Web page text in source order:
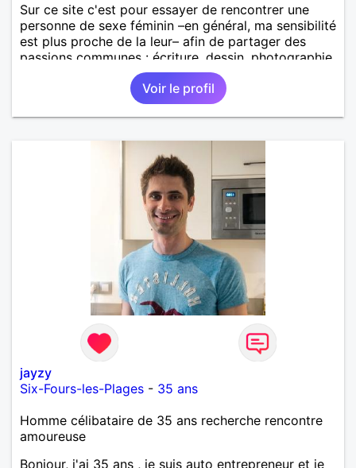
Sur ce site c'est pour essayer de rencontrer une
personne de sexe féminin –en général, ma sensibilité
est plus proche de la leur– afin de partager des
passions communes : écriture, dessin, photographie,
Trouver une sorte de complice en écriture, en
dessin, en photographie. Eventuellement plus si
bonnes vibrations. Ne pouvant me déplacer
autrement qu'en transports en commun ou à pieds,
immédiats. Ou bien déménagez. C'est vous qui
voyez. Pour d'autres photos, demandez-moi l'accès
Voir le profil
jayzy
Six-Fours-les-Plages - 35 ans
Homme célibataire de 35 ans recherche rencontre
amoureuse
Bonjour, j'ai 35 ans , je suis auto entrepreneur et je